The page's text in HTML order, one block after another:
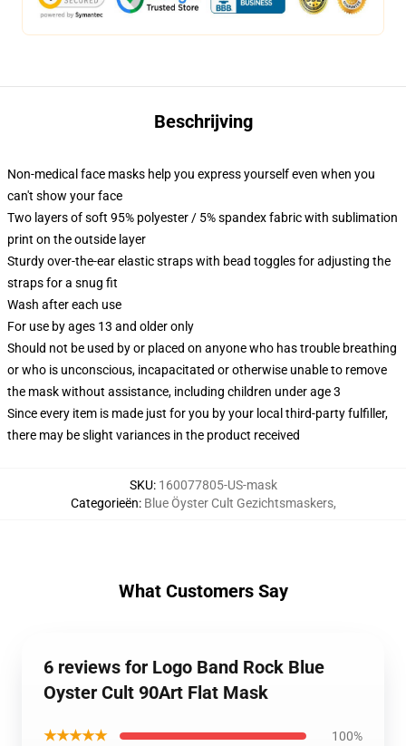
Beschrijving
Non-medical face masks help you express yourself even when you
can't show your face
Two layers of soft 95% polyester / 5% spandex fabric with sublimation
print on the outside layer
Sturdy over-the-ear elastic straps with bead toggles for adjusting the
straps for a snug fit
Wash after each use
For use by ages 13 and older only
Should not be used by or placed on anyone who has trouble breathing
or who is unconscious, incapacitated or otherwise unable to remove
the mask without assistance, including children under age 3
Since every item is made just for you by your local third-party fulfiller,
there may be slight variances in the product received
SKU: 160077805-US-mask
Categorieën: Blue Öyster Cult Gezichtsmaskers,
What Customers Say
6 reviews for Logo Band Rock Blue
Oyster Cult 90Art Flat Mask
★★★★★ 100%